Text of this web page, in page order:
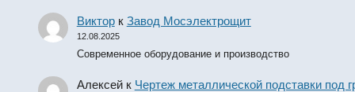
Викторк Завод Мосэлектрощит
12.08.2025
Современное оборудование и производство
Алексейк Чертеж металлической подставки под